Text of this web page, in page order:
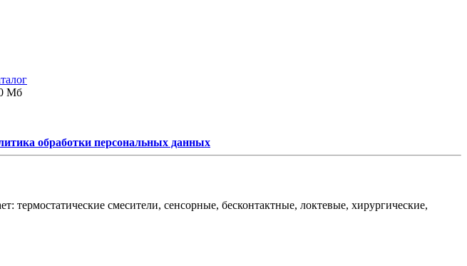
Мб
обработки персональных данных
термостатические смесители, сенсорные, бесконтактные, локтевые, хирургические,